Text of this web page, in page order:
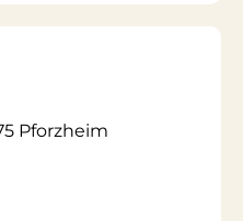
Pforzheim